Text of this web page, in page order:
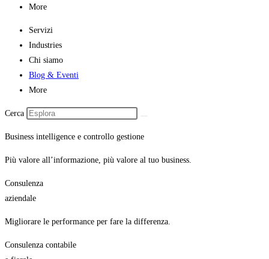
More
Servizi
Industries
Chi siamo
Blog & Eventi
More
Cerca
Business intelligence e controllo gestione
Più valore all’informazione, più valore al tuo business.
Consulenza
aziendale
Migliorare le performance per fare la differenza.
Consulenza contabile